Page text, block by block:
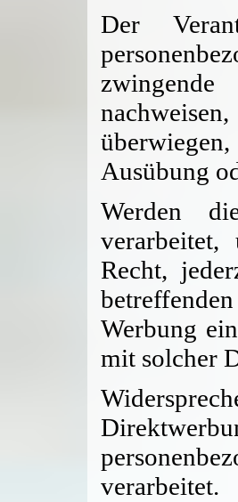
Der
Ausübung
Werden
Recht,
Werbung
mit solcher
verarbeitet.